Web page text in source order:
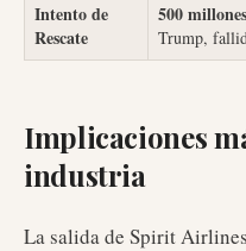
Intento de
Rescate
500
Trump,
Implicaciones
industria
La salida de Spirit